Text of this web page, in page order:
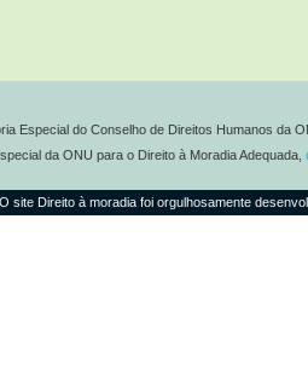
Especial do Conselho de Direitos Humanos da
da ONU para o Direito à Moradia Adequada,
O site Direito à moradia foi orgulhosamente